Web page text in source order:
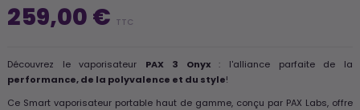
259,00 € TTC
Découvrez le vaporisateur PAX 3 Onyx: l'alliance parfaite de la
performance, de la polyvalence et du style!
Ce Smart vaporisateur portable haut de gamme, conçu par PAX Labs, offre